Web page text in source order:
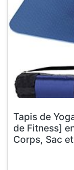
Tapis de
de Fitness]
Corps, Sac